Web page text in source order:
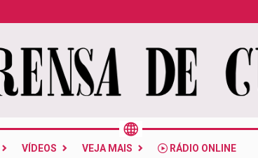
VÍDEOS VEJA MAIS RÁDIO ONLINE